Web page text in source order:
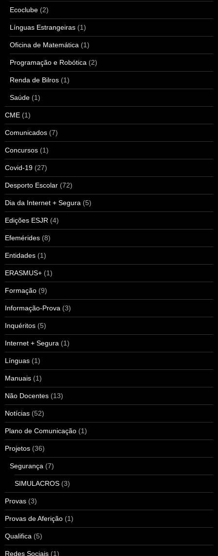
Ecoclube (2)
Línguas Estrangeiras (1)
Oficina de Matemática (1)
Programação e Robótica (2)
Renda de Bilros (1)
Saúde (1)
CME (1)
Comunicados (7)
Concursos (1)
Covid-19 (27)
Desporto Escolar (72)
Dia da Internet + Segura (5)
Edições ESJR (4)
Efemérides (8)
Entidades (1)
ERASMUS+ (1)
Formação (9)
Informação-Prova (3)
Inquéritos (5)
Internet + Segura (1)
Línguas (1)
Manuais (1)
Não Docentes (13)
Notícias (52)
Plano de Comunicação (1)
Projetos (36)
Segurança (7)
SIMULACROS (3)
Provas (3)
Provas de Aferição (1)
Qualifica (5)
Redes Sociais (1)